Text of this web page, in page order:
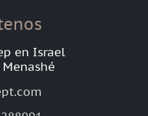
en Israel